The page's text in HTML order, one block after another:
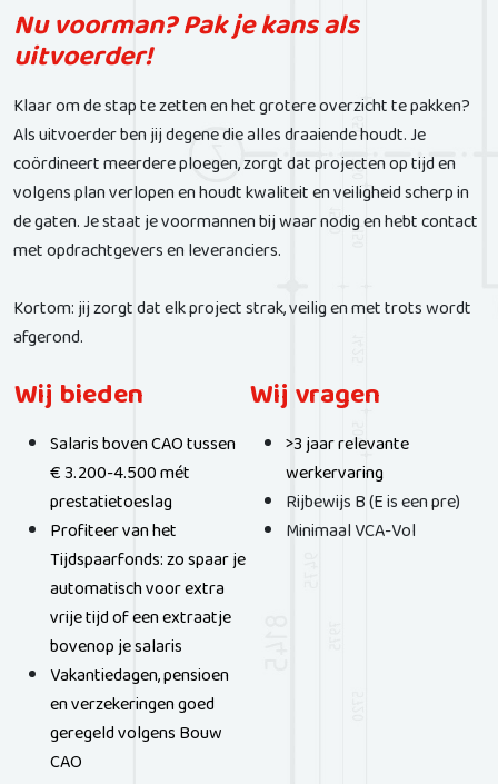
Nu voorman? Pak je kans als
uitvoerder!
Klaar om de stap te zetten en het grotere overzicht te pakken?
Als uitvoerder ben jij degene die alles draaiende houdt. Je
coördineert meerdere ploegen, zorgt dat projecten op tijd en
volgens plan verlopen en houdt kwaliteit en veiligheid scherp in
de gaten. Je staat je voormannen bij waar nodig en hebt contact
met opdrachtgevers en leveranciers.
Kortom: jij zorgt dat elk project strak, veilig en met trots wordt
afgerond.
Wij bieden
Salaris boven CAO tussen
€ 3.200-4.500 mét
prestatietoeslag
Profiteer van het
Tijdspaarfonds: zo spaar je
automatisch voor extra
vrije tijd of een extraatje
bovenop je salaris
Vakantiedagen, pensioen
en verzekeringen goed
geregeld volgens Bouw
CAO
Wij vragen
>3 jaar relevante
werkervaring
Rijbewijs B (E is een pre)
Minimaal VCA-Vol